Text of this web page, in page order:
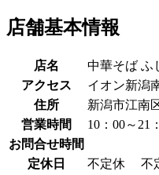
店舗基本情報
店名
中華そば ふ
アクセス
イオン新潟
住所
新潟市江南
営業時間
10：00～21
お問合せ時間
定休日
不定休
不